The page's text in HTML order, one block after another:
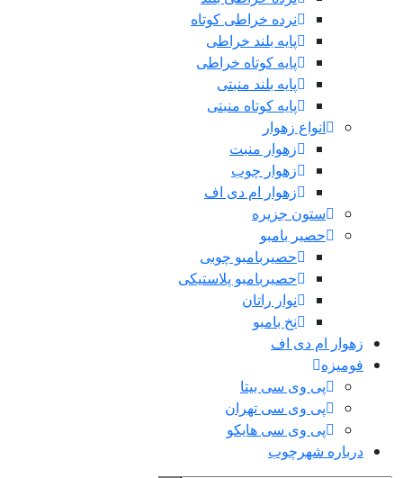
نرده خراطی کوتاه
پایه بلند خراطی
پایه کوتاه خراطی
پایه بلند منبتی
پایه کوتاه منبتی
انواع زهوار
زهوار منبت
زهوار چوب
زهوار ام دی اف
ستون جزیره
حصیر بامبو
حصیربامبو چوبی
حصیربامبو پلاستیکی
نوار راتان
نخ بامبو
زهوار ام دی اف
فومیزه
پی وی سی بیتا
پی وی سی تهران
پی وی سی هایکو
درباره شهرچوب